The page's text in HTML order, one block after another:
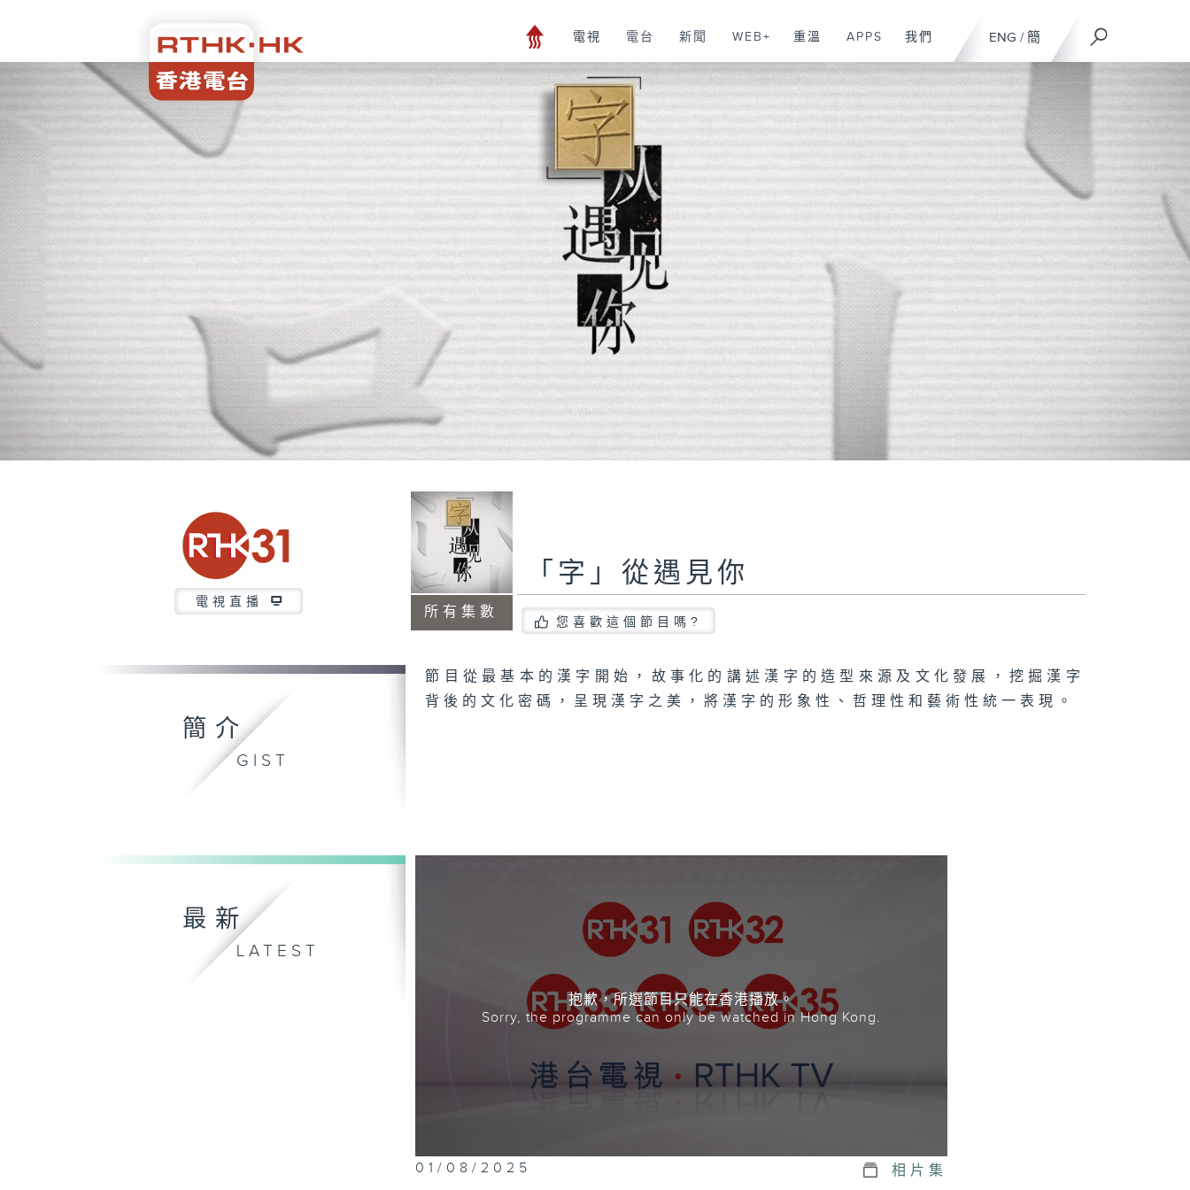
ENG / 簡
電視 電台 新聞 WEB+ 重溫 APPS 我們
電視直播
所有集數
「字」從遇見你
您喜歡這個節目嗎?
簡介
GIST
節目從最基本的漢字開始，故事化的講述漢字的造型來源及文化發展，挖掘漢字
背後的文化密碼，呈現漢字之美，將漢字的形象性、哲理性和藝術性統一表現。
最新
LATEST
抱歉，所選節目只能在香港播放。
Sorry, the programme can only be watched in Hong Kong.
01/08/2025 相片集